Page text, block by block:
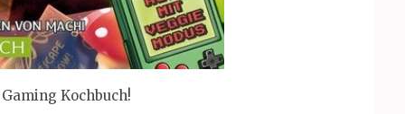
Kochbuch!